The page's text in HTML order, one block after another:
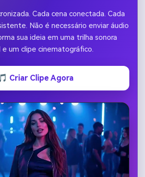
Cada cena conectada. Cada
Não é necessário enviar áudio
sua ideia em uma trilha sonora
e um clipe cinematográfico.
Criar Clipe Agora